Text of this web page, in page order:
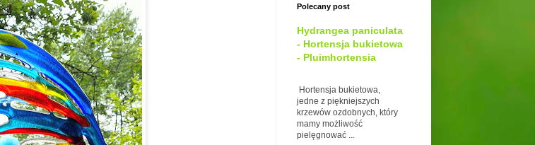
Polecany post
Hydrangea paniculata
- Hortensja bukietowa
- Pluimhortensia
Hortensja bukietowa,
jedne z piękniejszych
krzewów ozdobnych, który
mamy możliwość
pielęgnować ...